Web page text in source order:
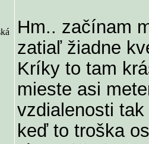
Hm.. začínam
zatiaľ žiadne
Kríky to tam
mieste asi
vzdialenosti
keď to troška